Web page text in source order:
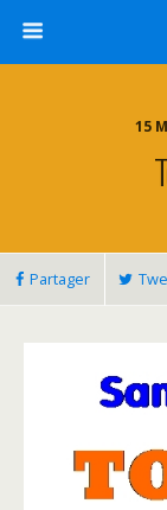
15
Partager